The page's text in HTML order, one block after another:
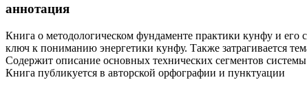
аннотация
Книга о методологическом фундаменте практики кунфу и его
ключ к пониманию энергетики кунфу. Также затрагивается
Содержит описание основных технических сегментов
Книга публикуется в авторской орфографии и пунктуации